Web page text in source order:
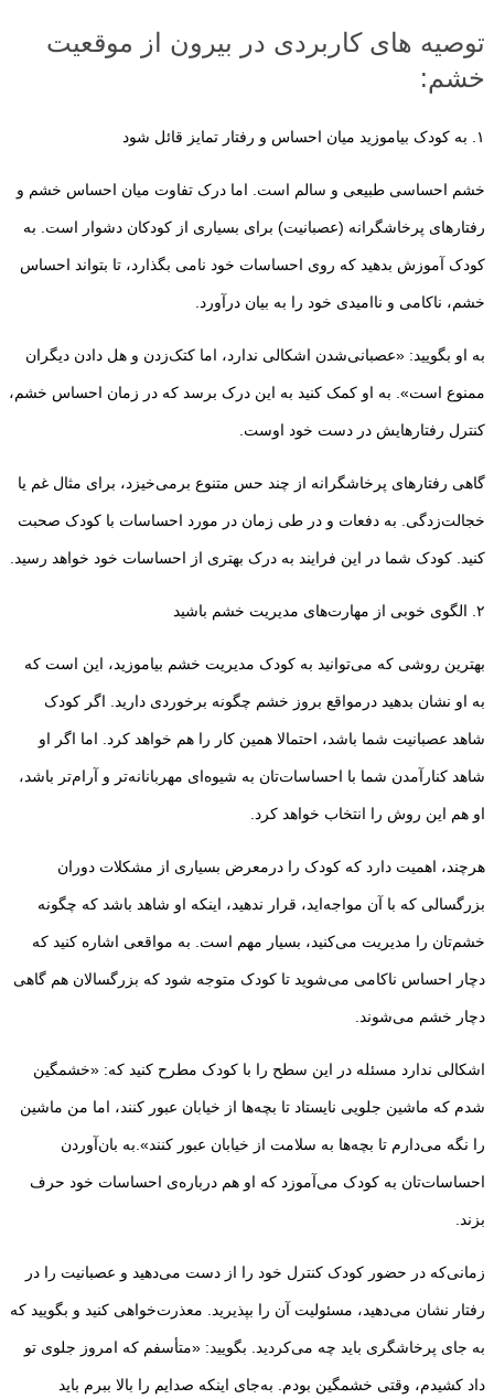
توصیه های کاربردی در بیرون از موقعیت
خشم:
۱. به کودک بیاموزید میان احساس و رفتار تمایز قائل شود
خشم احساسی طبیعی و سالم است. اما درک تفاوت میان احساس خشم و
رفتارهای پرخاشگرانه (عصبانیت) برای بسیاری از کودکان دشوار است. به
کودک آموزش بدهید که روی احساسات خود نامی بگذارد، تا بتواند احساس
خشم، ناکامی و ناامیدی خود را به بیان درآورد.
به او بگویید: «عصبانی‌شدن اشکالی ندارد، اما کتک‌زدن و هل دادن دیگران
ممنوع است». به او کمک کنید به این درک برسد که در زمان احساس خشم،
کنترل رفتارهایش در دست خود اوست.
گاهی رفتارهای پرخاشگرانه از چند حس متنوع برمی‌خیزد، برای مثال غم یا
خجالت‌زدگی. به دفعات و در طی زمان در مورد احساسات با کودک صحبت
کنید. کودک شما در این فرایند به درک بهتری از احساسات خود خواهد رسید.
۲. الگوی خوبی از مهارت‌های مدیریت خشم باشید
بهترین روشی که می‌توانید به کودک مدیریت خشم بیاموزید، این است که
به او نشان بدهید درمواقع بروز خشم چگونه برخوردی دارید. اگر کودک
شاهد عصبانیت شما باشد، احتمالا همین کار را هم خواهد کرد. اما اگر او
شاهد کنارآمدن شما با احساسات‌تان به شیوه‌ای مهربانانه‌تر و آرام‌تر باشد،
او هم این روش را انتخاب خواهد کرد.
هرچند، اهمیت دارد که کودک را درمعرض بسیاری از مشکلات دوران
بزرگسالی که با آن مواجه‌اید، قرار ندهید، اینکه او شاهد باشد که چگونه
خشم‌تان را مدیریت می‌کنید، بسیار مهم است. به مواقعی اشاره کنید که
دچار احساس ناکامی می‌شوید تا کودک متوجه شود که بزرگسالان هم گاهی
دچار خشم می‌شوند.
اشکالی ندارد مسئله در این سطح را با کودک مطرح کنید که: «خشمگین
شدم که ماشین جلویی نایستاد تا بچه‌ها از خیابان عبور کنند، اما من ماشین
را نگه می‌دارم تا بچه‌ها به سلامت از خیابان عبور کنند».به بان‌آوردن
احساسات‌تان به کودک می‌آموزد که او هم درباره‌ی احساسات خود حرف
بزند.
زمانی‌که در حضور کودک کنترل خود را از دست می‌دهید و عصبانیت را در
رفتار نشان می‌دهید، مسئولیت آن را بپذیرید. معذرت‌خواهی کنید و بگویید که
به جای پرخاشگری باید چه می‌کردید. بگویید: «متأسفم که امروز جلوی تو
داد کشیدم، وقتی خشمگین بودم. به‌جای اینکه صدایم را بالا ببرم باید